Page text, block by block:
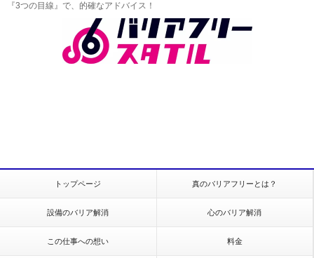
『3つの目線』で、的確なアドバイス！
トップページ 真のバリアフリーとは？
設備のバリア解消 心のバリア解消
この仕事への想い 料金